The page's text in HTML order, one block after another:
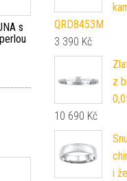
s
QRD8453M
3 390 Kč
z
10 690 Kč
i